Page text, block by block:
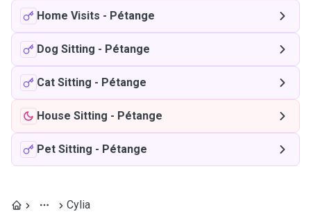
Home Visits - Pétange
Dog Sitting - Pétange
Cat Sitting - Pétange
House Sitting - Pétange
Pet Sitting - Pétange
Cylia